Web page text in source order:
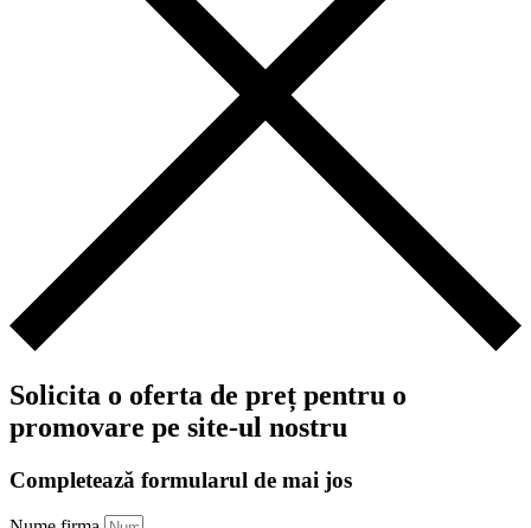
Solicita o oferta de preț pentru o
promovare pe site-ul nostru
Completează formularul de mai jos